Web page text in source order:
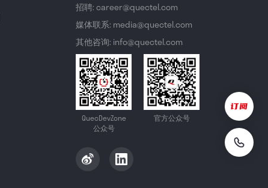
招聘: career@quectel.com
媒体联系: media@quectel.com
其他咨询: info@quectel.com
QuecDevZone
公众号
官方公众号